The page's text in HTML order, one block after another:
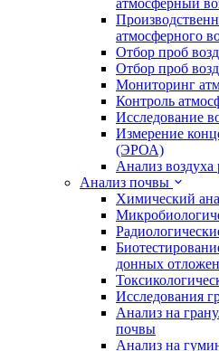
атмосферный
атмосферного
Отбор проб
Отбор проб
Мониторинг
Контроль
Исследование
Измерение
(ЭРОА)
Анализ воздуха
Анализ почвы
Химический
донных
Исследования
Анализ на
почвы
Анализ на